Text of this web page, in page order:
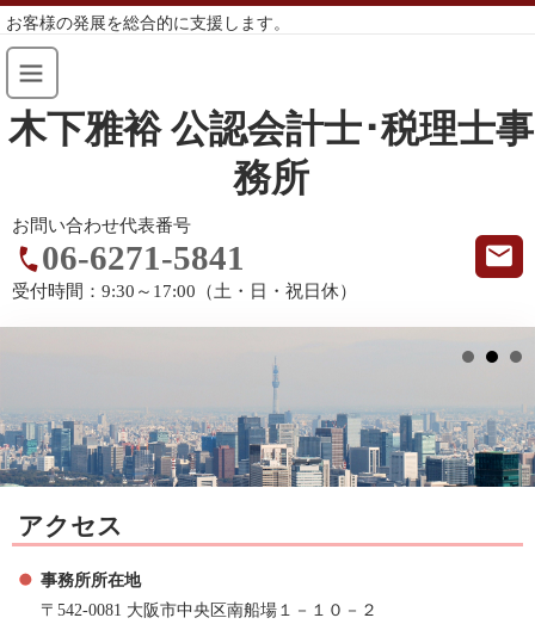
お客様の発展を総合的に支援します。
木下雅裕 公認会計士･税理士事
務所
お問い合わせ代表番号
06-6271-5841
受付時間： 9:30～17:00（土・日・祝日休）
アクセス
事務所所在地
〒542-0081 大阪市中央区南船場１－１０－２